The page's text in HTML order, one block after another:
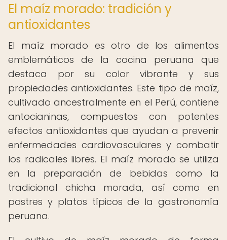
El maíz morado: tradición y
antioxidantes
El maíz morado es otro de los alimentos
emblemáticos de la cocina peruana que
destaca por su color vibrante y sus
propiedades antioxidantes. Este tipo de maíz,
cultivado ancestralmente en el Perú, contiene
antocianinas, compuestos con potentes
efectos antioxidantes que ayudan a prevenir
enfermedades cardiovasculares y combatir
los radicales libres. El maíz morado se utiliza
en la preparación de bebidas como la
tradicional chicha morada, así como en
postres y platos típicos de la gastronomía
peruana.